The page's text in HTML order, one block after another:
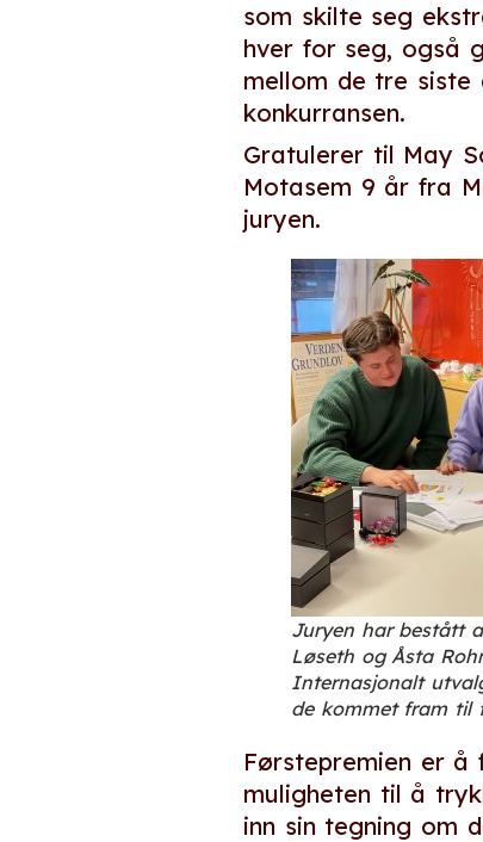
som skilte seg
hver for seg, også
mellom de tre
konkurransen.
Gratulerer til May
Motasem 9 år fra
juryen.
Juryen har bestått
Løseth og Åsta
Internasjonalt
de kommet fram til
Førstepremien er
muligheten til å
inn sin tegning om